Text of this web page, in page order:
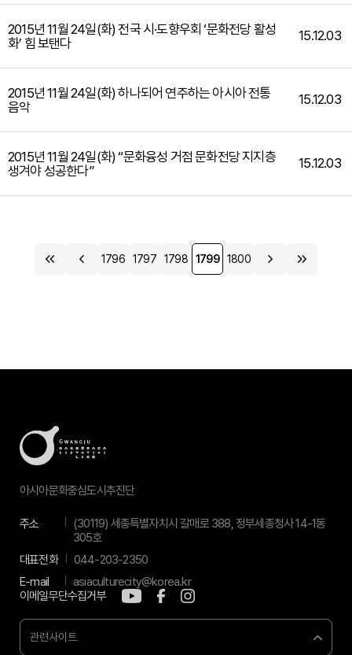
2015년 11월 24일(화) 전국 시·도향우회 ‘문화전당 활성
화’ 힘 보탠다
15.12.03
2015년 11월 24일(화) 하나되어 연주하는 아시아 전통
음악
15.12.03
2015년 11월 24일(화) “문화융성 거점 문화전당 지지층
생겨야 성공한다”
15.12.03
1796 1797 1798 1799 1800
아시아문화중심도시추진단
주소
(30119) 세종특별자치시 갈매로 388, 정부세종청사 14-1동
305호
대표전화
044-203-2350
E-mail
asiaculturecity@korea.kr
이메일무단수집거부
관련사이트